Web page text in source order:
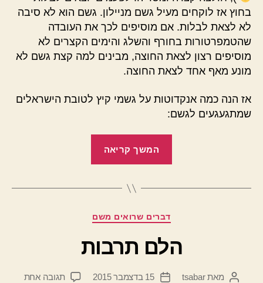
בחוץ אז לוקחים מעיל גשם מניילון. גשם הוא לא סיבה
לא לצאת לבלות. אם מוסיפים לכך את העובדה
שהטמפרטורות בחורף והשלג והימים הקצרים לא
מוסיפים רצון לצאת החוצה, מבינים למה קצת גשם לא
מונע מאף אחד לצאת החוצה.
אז הנה כמה אנקדוטות על גשמי קיץ לטובת הישראלים
שמתגעגעים לגשם:
המשך קריאה
קטגוריות
דברים שרואים משם
הלם תרבות
המחבר
מאתtsabar
תאריך
15 בדצמבר 2015 תגובה אחתעל